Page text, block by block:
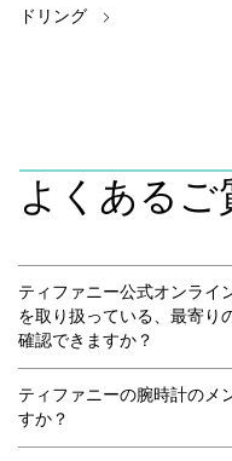
ドリング
よくあるご
ティファニー公式オンライ
を取り扱っている、最寄り
確認できますか？
ティファニーの腕時計のメ
すか？